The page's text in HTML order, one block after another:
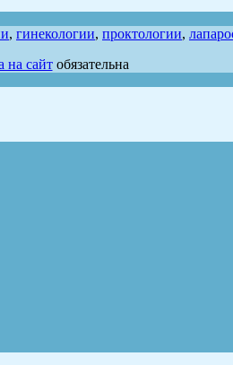
, гинекологии, проктологии,
на сайтобязательна